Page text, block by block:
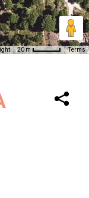
20 m Terms